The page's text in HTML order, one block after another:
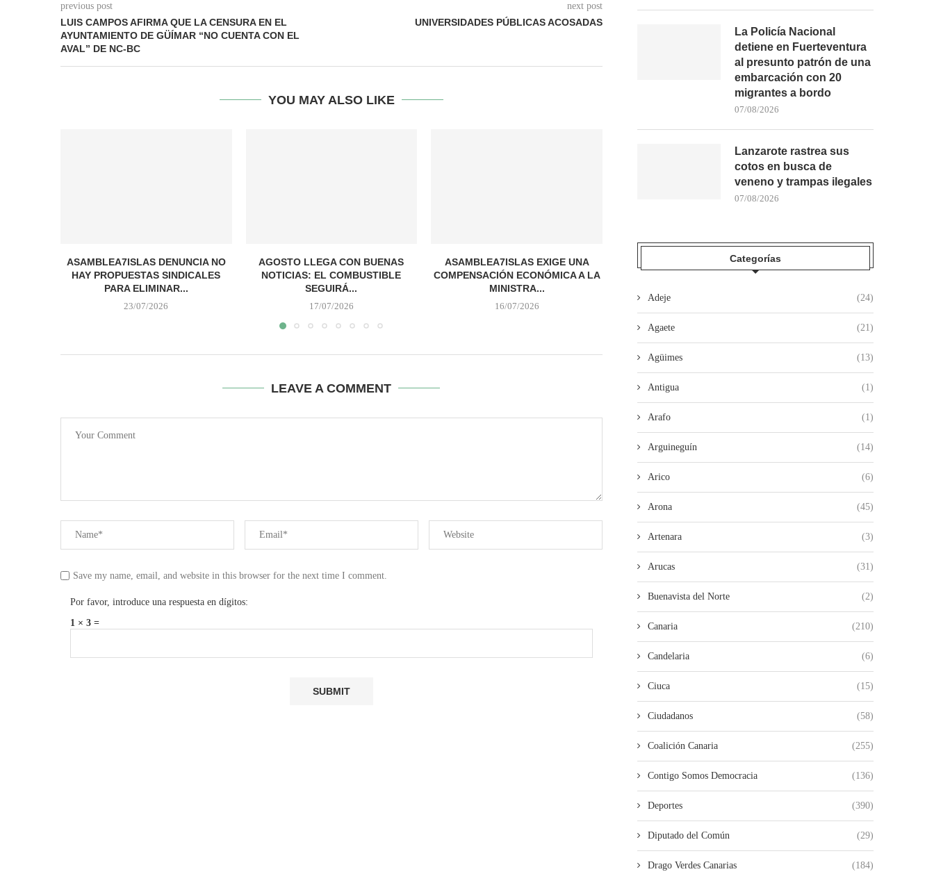
previous post
LUIS CAMPOS AFIRMA QUE LA CENSURA EN EL
AYUNTAMIENTO DE GÜÍMAR “NO CUENTA CON EL
AVAL” DE NC-BC
next post
UNIVERSIDADES PÚBLICAS ACOSADAS
YOU MAY ALSO LIKE
ASAMBLEA7ISLAS DENUNCIA NO
HAY PROPUESTAS SINDICALES
PARA ELIMINAR...
23/07/2026
AGOSTO LLEGA CON BUENAS
NOTICIAS: EL COMBUSTIBLE
SEGUIRÁ...
17/07/2026
ASAMBLEA7ISLAS EXIGE UNA
COMPENSACIÓN ECONÓMICA A LA
MINISTRA...
16/07/2026
LA POLICÍA NACIONAL
DESARTICULA UNA TRAMA DE
15/07/2026
LEAVE A COMMENT
Save my name, email, and website in this browser for the next time I comment.
Por favor, introduce una respuesta en dígitos:
1 × 3 =
La Policía Nacional
detiene en Fuerteventura
al presunto patrón de una
embarcación con 20
migrantes a bordo
07/08/2026
Lanzarote rastrea sus
cotos en busca de
veneno y trampas ilegales
07/08/2026
Categorías
Adeje (24)
Agaete (21)
Agüimes (13)
Antigua (1)
Arafo (1)
Arguineguín (14)
Arico (6)
Arona (45)
Artenara (3)
Arucas (31)
Buenavista del Norte (2)
Canaria (210)
Candelaria (6)
Ciuca (15)
Ciudadanos (58)
Coalición Canaria (255)
Contigo Somos Democracia (136)
Deportes (390)
Diputado del Común (29)
Drago Verdes Canarias (184)